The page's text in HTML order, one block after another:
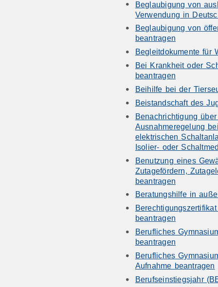
Beglaubigung von
Verwendung in
Beglaubigung von
beantragen
Begleitdokumente für
Bei Krankheit oder
beantragen
Beihilfe bei der
Beistandschaft des
Benachrichtigung
Ausnahmeregelung
elektrischen
Isolier- oder
Benutzung eines
Zutagefördern,
beantragen
Beratungshilfe in
beantragen
Berufliches
beantragen
Berufliches
Aufnahme beantragen
Berufseinstiegsjahr